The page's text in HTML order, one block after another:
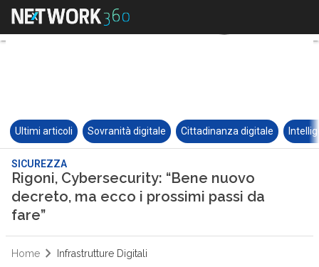
Ultimi articoli Sovranità digitale Cittadinanza digitale
SICUREZZA
Rigoni, Cybersecurity: “Bene nuovo
decreto, ma ecco i prossimi passi da
fare”
Home Infrastrutture Digitali